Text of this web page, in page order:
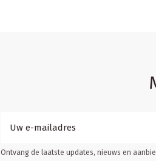
Ontvang de laatste updates, nieuws en